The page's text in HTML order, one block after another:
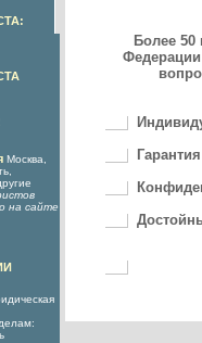
Москва,
на сайте
Более 50